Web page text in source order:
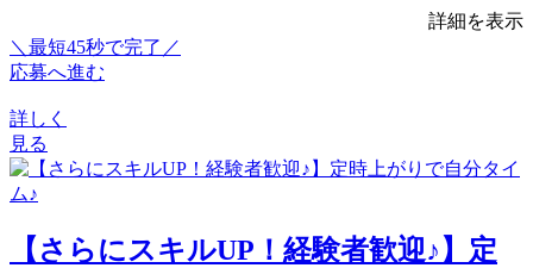
詳細を表示
＼最短45秒で完了／
応募へ進む
詳しく
見る
【さらにスキルUP！経験者歓迎♪】定